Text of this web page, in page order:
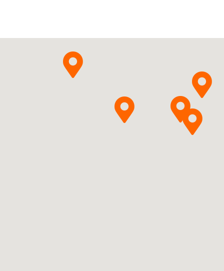
Pytanie o produkt